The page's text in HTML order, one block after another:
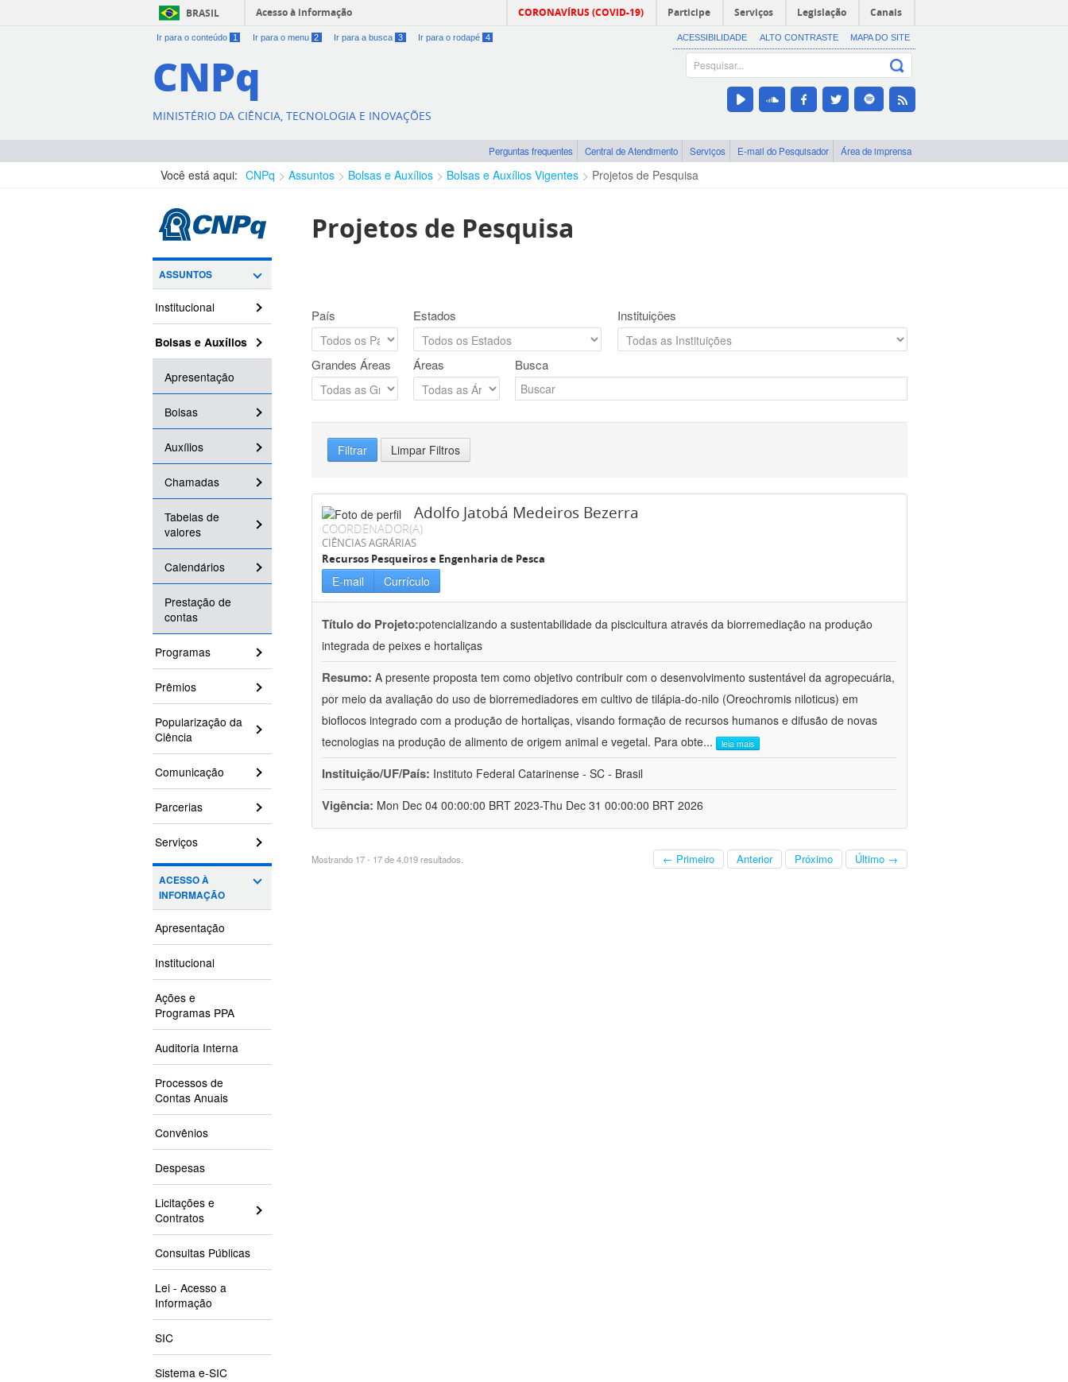
BRASIL Acesso à informação CORONAVÍRUS (COVID-19) Participe Serviços Legislação Canais
Ir para o conteúdo 1 Ir para o menu 2 Ir para a busca 3 Ir para o rodapé 4 ACESSIBILIDADE ALTO CONTRASTE MAPA DO SITE
CNPq
MINISTÉRIO DA CIÊNCIA, TECNOLOGIA E INOVAÇÕES
Perguntas frequentes Central de Atendimento Serviços E-mail do Pesquisador Área de imprensa
Você está aqui: CNPq Assuntos Bolsas e Auxílios Bolsas e Auxílios Vigentes Projetos de Pesquisa
ASSUNTOS
Institucional
Bolsas e Auxílios
Apresentação
Bolsas
Auxílios
Chamadas
Tabelas de
valores
Calendários
Prestação de
contas
Programas
Prêmios
Popularização da
Ciência
Comunicação
Parcerias
Serviços
ACESSO À
INFORMAÇÃO
Apresentação
Institucional
Ações e
Programas PPA
Auditoria Interna
Processos de
Contas Anuais
Convênios
Despesas
Licitações e
Contratos
Consultas Públicas
Lei - Acesso a
Informação
SIC
Sistema e-SIC
Projetos de Pesquisa
País Estados Instituições
Grandes Áreas Áreas Busca
Filtrar Limpar Filtros
Adolfo Jatobá Medeiros Bezerra
COORDENADOR(A)
CIÊNCIAS AGRÁRIAS
Recursos Pesqueiros e Engenharia de Pesca
E-mail Currículo
Título do Projeto:potencializando a sustentabilidade da piscicultura através da biorremediação na produção
integrada de peixes e hortaliças
Resumo: A presente proposta tem como objetivo contribuir com o desenvolvimento sustentável da agropecuária,
por meio da avaliação do uso de biorremediadores em cultivo de tilápia-do-nilo (Oreochromis niloticus) em
bioflocos integrado com a produção de hortaliças, visando formação de recursos humanos e difusão de novas
tecnologias na produção de alimento de origem animal e vegetal. Para obte... leia mais
Instituição/UF/País: Instituto Federal Catarinense - SC - Brasil
Vigência: Mon Dec 04 00:00:00 BRT 2023-Thu Dec 31 00:00:00 BRT 2026
Mostrando 17 - 17 de 4.019 resultados. ← Primeiro Anterior Próximo Último →